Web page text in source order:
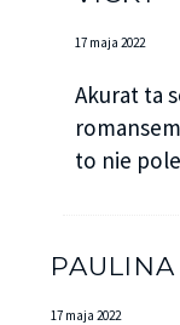
17 maja 2022
Akurat ta
to nie
PAULINA
17 maja 2022